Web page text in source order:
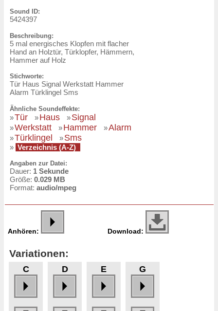
Sound ID:
5424397
Beschreibung:
5 mal energisches Klopfen mit flacher
Hand an Holztür, Türklopfer, Hämmern,
Hammer auf Holz
Stichworte:
Tür Haus Signal Werkstatt Hammer
Alarm Türklingel Sms
Ähnliche Soundeffekte:
»Tür »Haus »Signal
»Werkstatt »Hammer »Alarm
»Türklingel »Sms
» Verzeichnis (A-Z)
Angaben zur Datei:
Dauer: 1 Sekunde
Größe: 0.029 MB
Format: audio/mpeg
Anhören: Download:
Variationen:
C D E G